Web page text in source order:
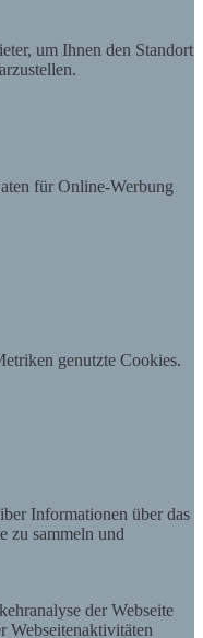
um Ihnen den Standort
für Online-Werbung
genutzte Cookies.
Informationen über das
zu sammeln und
der Webseite
Webseitenaktivitäten